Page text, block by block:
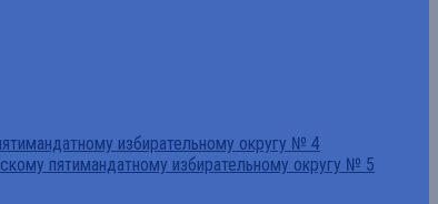
избирательному округу № 4
пятимандатному избирательному округу № 5